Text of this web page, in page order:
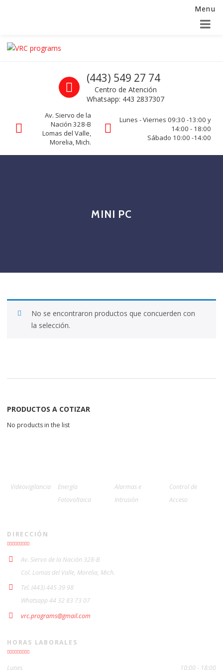
Menu
Skip to navigation
Skip to content
La seguridad de su empresa es nuestro negocio.
Call us
(443) 549 27 74
Centro de Atención
Whatsapp: 443 2837307
Av. Siervo de la
Nación 328-B
Lomas del Valle,
Morelia, Mich.
Lunes - Viernes 09:30 -13:00 y
14:00 - 18:00
Sábado 10:00 -14:00
MINI PC
No se encontraron productos que concuerden con
la selección.
PRODUCTOS A COTIZAR
No products in the list
Videovigilancia
Energía
Fotovoltaica
Alarmas e
Intrusión
Control de
Acceso
DIRECCIÓN
Av. Siervo de la Nación 328-B
Col. Lomas del Valle, Morelia, Mich.
Tel. (443) 445 39 98
Whatsapp 44 32 83 73 07
vrc.programs@gmail.com
HORAS LABORALES
Lunes 10:00 - 18:00